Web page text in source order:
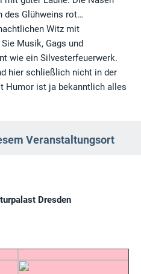
des Glühweins rot…
Witz mit
Musik, Gags und
wie ein Silvesterfeuerwerk.
hier schließlich nicht in der
Humor ist ja bekanntlich alles
Veranstaltungsort
Dresden